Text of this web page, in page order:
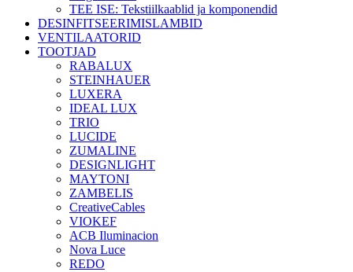
TEE ISE: Tekstiilkaablid ja komponendid
DESINFITSEERIMISLAMBID
VENTILAATORID
TOOTJAD
RABALUX
STEINHAUER
LUXERA
IDEAL LUX
TRIO
LUCIDE
ZUMALINE
DESIGNLIGHT
MAYTONI
ZAMBELIS
CreativeCables
VIOKEF
ACB Iluminacion
Nova Luce
REDO